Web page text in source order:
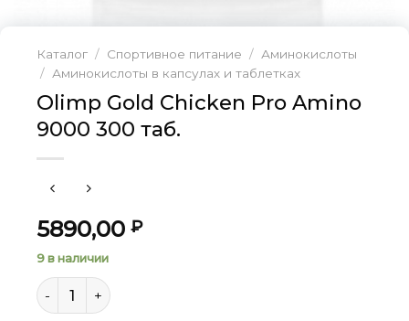
Каталог / Спортивное питание / Аминокислоты
/ Аминокислоты в капсулах и таблетках
Olimp Gold Chicken Pro Amino
9000 300 таб.
5890,00 ₽
9 в наличии
Количество товара Olimp Gold Chicken Pro Amino